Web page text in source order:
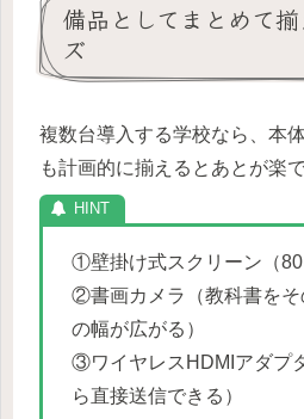
備品としてまとめて
ズ
複数台導入する学校なら、本
も計画的に揃えるとあとが楽で
①壁掛け式スクリーン（80
②書画カメラ（教科書をそ
の幅が広がる）
③ワイヤレスHDMIアダプ
ら直接送信できる）